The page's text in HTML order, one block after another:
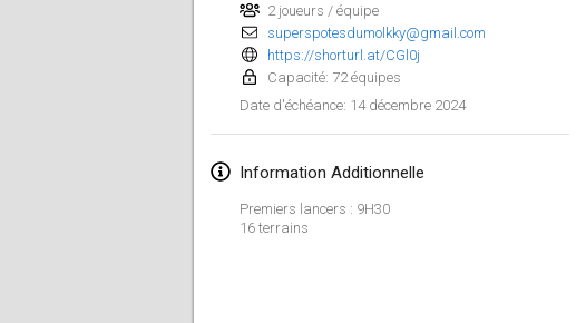
2 joueurs / équipe
superspotesdumolkky@gmail.com
https://shorturl.at/CGl0j
Capacité: 72 équipes
Date d'échéance: 14 décembre 2024
Information Additionnelle
Premiers lancers : 9H30
16 terrains
février 2024
US Mölkky Winter
3 févr. 2024 | Finlande